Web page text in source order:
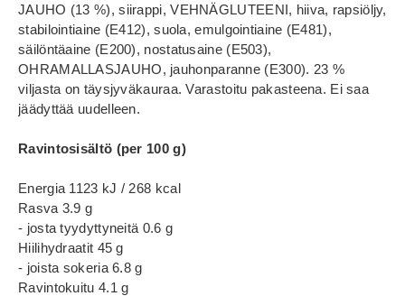
JAUHO (13 %), siirappi, VEHNÄGLUTEENI, hiiva, rapsiöljy,
stabilointiaine (E412), suola, emulgointiaine (E481),
säilöntäaine (E200), nostatusaine (E503),
OHRAMALLASJAUHO, jauhonparanne (E300). 23 %
viljasta on täysjyväkauraa. Varastoitu pakasteena. Ei saa
jäädyttää uudelleen.
Ravintosisältö (per 100 g)
Energia 1123 kJ / 268 kcal
Rasva 3.9 g
- josta tyydyttyneitä 0.6 g
Hiilihydraatit 45 g
- joista sokeria 6.8 g
Ravintokuitu 4.1 g